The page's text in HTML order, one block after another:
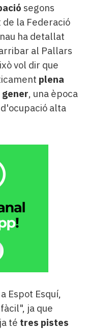
segons
la Federació
ha detallat
al Pallars
vol dir que
plena
, una època
alta
Espot Esquí,
ja que
té tres pistes